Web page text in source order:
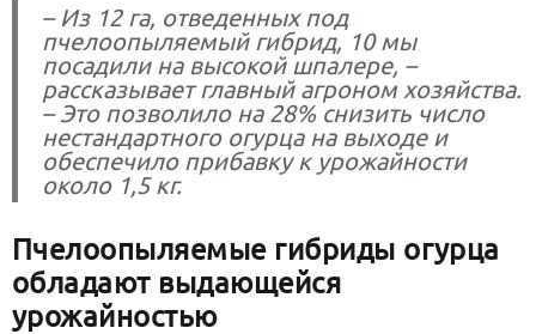
– Из 12 га, отведенных под
пчелоопыляемый гибрид, 10 мы
посадили на высокой шпалере, –
рассказывает главный агроном хозяйства.
– Это позволило на 28% снизить число
нестандартного огурца на выходе и
обеспечило прибавку к урожайности
около 1,5 кг.
Пчелоопыляемые гибриды огурца
обладают выдающейся
урожайностью